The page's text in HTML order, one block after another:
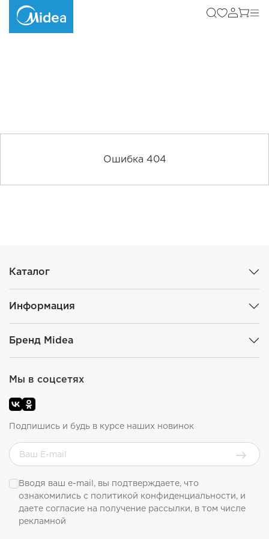
Ошибка 404
Каталог
Информация
Бренд Midea
Мы в соцсетях
Подпишись и будь в курсе наших новинок
Вводя ваш e-mail, вы подтверждаете, что
ознакомились с политикой конфиденциальности, и
даете согласие на получение рассылки, в том числе
рекламной